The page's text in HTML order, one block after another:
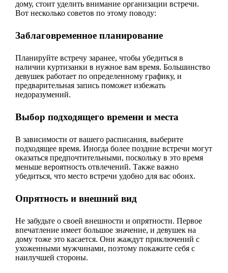
дому, стоит уделить внимание организации встречи.
Вот несколько советов по этому поводу:
Заблаговременное планирование
Планируйте встречу заранее, чтобы убедиться в
наличии куртизанки в нужное вам время. Большинство
девушек работает по определенному графику, и
предварительная запись поможет избежать
недоразумений.
Выбор подходящего времени и места
В зависимости от вашего расписания, выберите
подходящее время. Иногда более поздние встречи могут
оказаться предпочтительными, поскольку в это время
меньше вероятность отвлечений. Также важно
убедиться, что место встречи удобно для вас обоих.
Опрятность и внешний вид
Не забудьте о своей внешности и опрятности. Первое
впечатление имеет большое значение, и девушек на
дому тоже это касается. Они жаждут приключений с
ухоженными мужчинами, поэтому покажите себя с
наилучшей стороны.